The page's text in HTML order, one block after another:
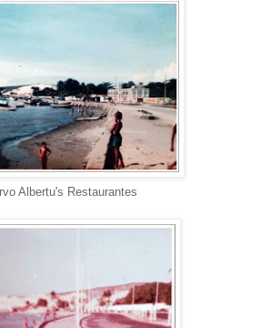
Albertu's Restaurantes